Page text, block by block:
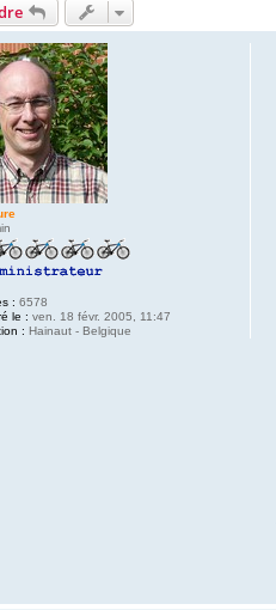
: 6578
le : ven. 18 févr. 2005, 11:47
: Hainaut - Belgique